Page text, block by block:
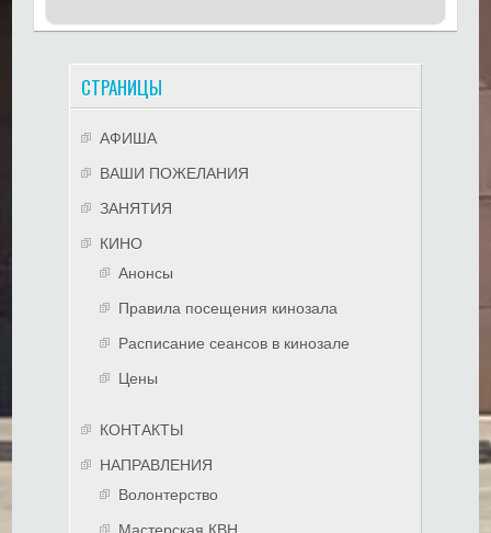
СТРАНИЦЫ
АФИША
ВАШИ ПОЖЕЛАНИЯ
ЗАНЯТИЯ
КИНО
Анонсы
Правила посещения кинозала
Расписание сеансов в кинозале
Цены
КОНТАКТЫ
НАПРАВЛЕНИЯ
Волонтерство